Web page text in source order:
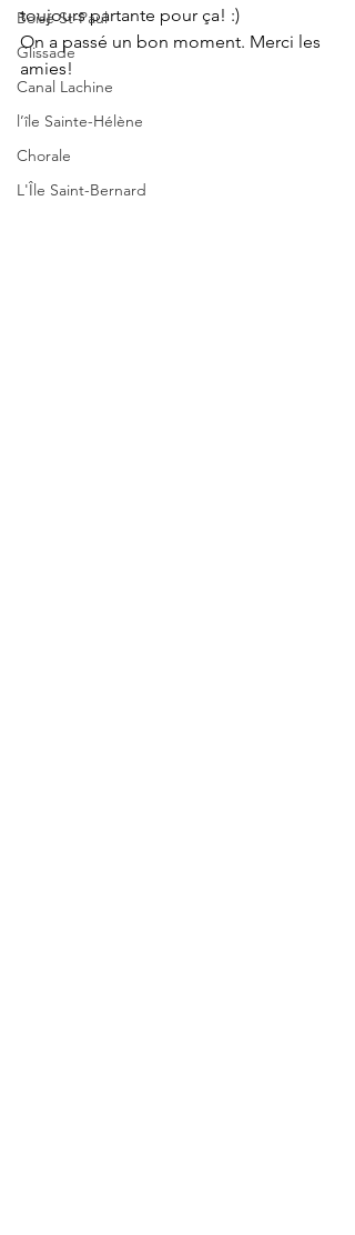
Boisé St-Paul
Glissade
Canal Lachine
l’île Sainte-Hélène
Chorale
L'Île Saint-Bernard
toujours partante pour ça! :)
On a passé un bon moment. Merci les
amies!